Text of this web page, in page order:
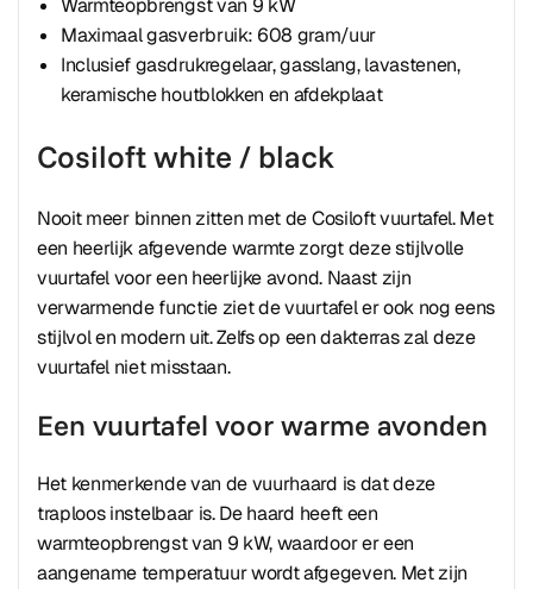
Warmteopbrengst van 9 kW
Maximaal gasverbruik: 608 gram/uur
Inclusief gasdrukregelaar, gasslang, lavastenen,
keramische houtblokken en afdekplaat
Cosiloft white / black
Nooit meer binnen zitten met de Cosiloft vuurtafel. Met
een heerlijk afgevende warmte zorgt deze stijlvolle
vuurtafel voor een heerlijke avond. Naast zijn
verwarmende functie ziet de vuurtafel er ook nog eens
stijlvol en modern uit. Zelfs op een dakterras zal deze
vuurtafel niet misstaan.
Een vuurtafel voor warme avonden
Het kenmerkende van de vuurhaard is dat deze
traploos instelbaar is. De haard heeft een
warmteopbrengst van 9 kW, waardoor er een
aangename temperatuur wordt afgegeven. Met zijn